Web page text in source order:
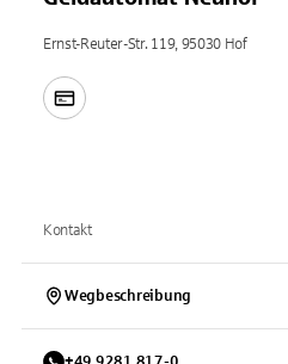
Ernst-Reuter-Str. 119, 95030 Hof
Kontakt
Wegbeschreibung